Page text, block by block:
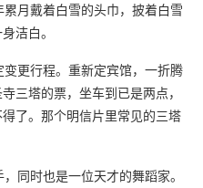
月戴着白雪的头巾，披着白雪
洁白。
更行程。重新定宾馆，一折腾
三塔的票，坐车到已是两点，
了。那个明信片里常见的三塔
同时也是一位天才的舞蹈家。